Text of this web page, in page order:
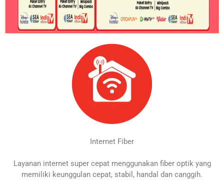
Internet Fiber
Layanan internet super cepat menggunakan fiber optik yang
memiliki keunggulan cepat, stabil, handal dan canggih.